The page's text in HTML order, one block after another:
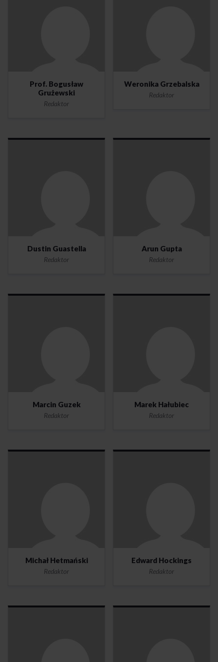
Prof. Bogusław
Grużewski
Redaktor
Weronika Grzebalska
Redaktor
Dustin Guastella
Redaktor
Arun Gupta
Redaktor
Marcin Guzek
Redaktor
Marek Hałubiec
Redaktor
Michał Hetmański
Redaktor
Edward Hockings
Redaktor